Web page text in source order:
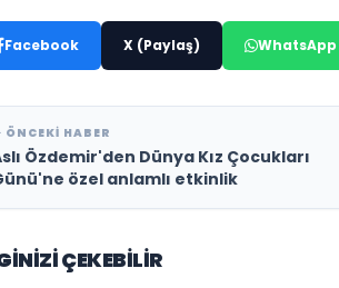
Facebook X (Paylaş) WhatsApp
ÖNCEKI HABER
Özdemir'den Dünya Kız Çocukları
özel anlamlı etkinlik
ÇEKEBILIR